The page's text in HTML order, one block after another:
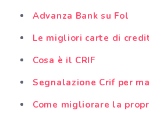
Advanza Bank su Fol
Le migliori carte di
Cosa è il CRIF
Segnalazione Crif per
Come migliorare la